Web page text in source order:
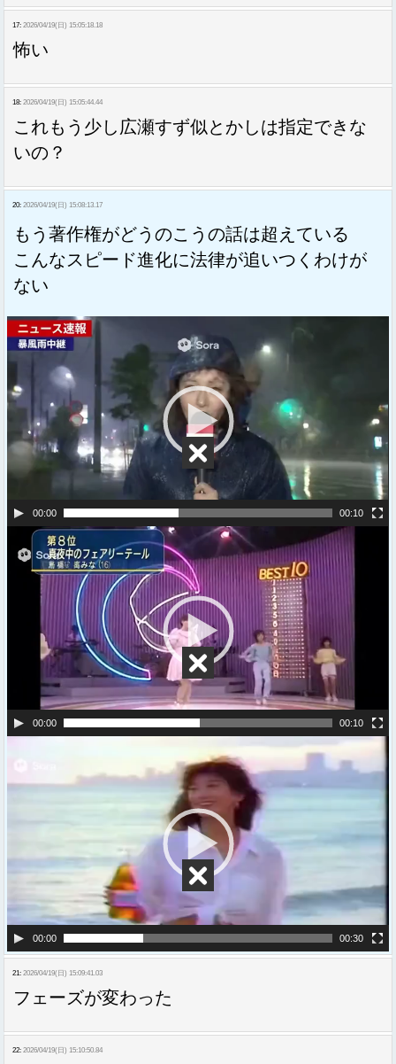
17: 2026/04/19(日) 15:05:18.18
怖い
18: 2026/04/19(日) 15:05:44.44
これもう少し広瀬すず似とかしは指定できな
いの？
20: 2026/04/19(日) 15:08:13.17
もう著作権がどうのこうの話は超えている
こんなスピード進化に法律が追いつくわけが
ない
動
画
レ
ヤ
ー
00:00 00:10
画
00:00 00:10
00:00 00:30
21: 2026/04/19(日) 15:09:41.03
フェーズが変わった
22: 2026/04/19(日) 15:10:50.84